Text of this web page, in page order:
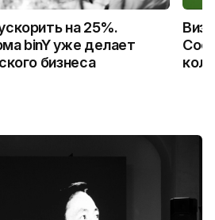
на 25%.
binY уже делает
бизнеса